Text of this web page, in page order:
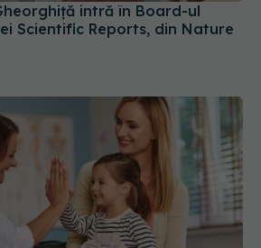
intră în Board-ul
Scientific Reports, din Nature